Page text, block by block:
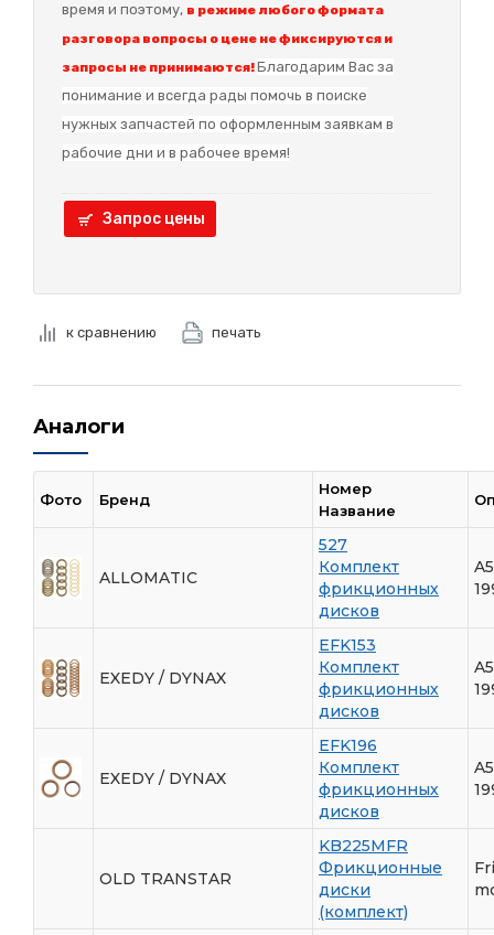
время и поэтому, в режиме любого формата
разговора вопросы о цене не фиксируются и
запросы не принимаются!Благодарим Вас за
понимание и всегда рады помочь в поиске
нужных запчастей по оформленным заявкам в
рабочие дни и в рабочее время!
Запрос цены
к сравнению печать
Аналоги
Фото Бренд
Номер
Название
ALLOMATIC
527
Комплект
фрикционных
дисков
EXEDY / DYNAX
EFK153
Комплект
фрикционных
дисков
EXEDY / DYNAX
EFK196
Комплект
фрикционных
дисков
OLD TRANSTAR
KB225MFR
Фрикционные
диски
(комплект)